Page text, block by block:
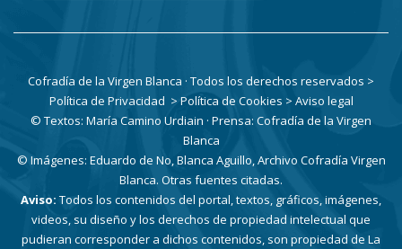
Cofradía de la Virgen Blanca · Todos los derechos reservados >
Política de Privacidad > Política de Cookies > Aviso legal
© Textos: María Camino Urdiain · Prensa: Cofradía de la Virgen
Blanca
© Imágenes: Eduardo de No, Blanca Aguillo, Archivo Cofradía Virgen
Blanca. Otras fuentes citadas.
Aviso: Todos los contenidos del portal, textos, gráficos, imágenes,
videos, su diseño y los derechos de propiedad intelectual que
pudieran corresponder a dichos contenidos, son propiedad de La